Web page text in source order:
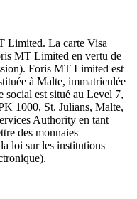
Limited. La carte Visa
MT Limited en vertu de
Foris MT Limited est
à Malte, immatriculée
social est situé au Level 7,
1000, St. Julians, Malte,
Authority en tant
des monnaies
loi sur les institutions